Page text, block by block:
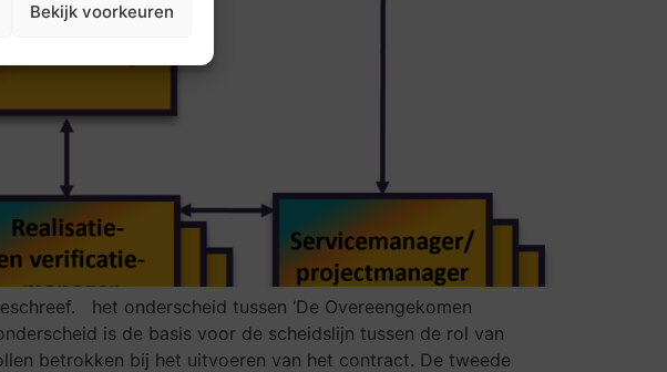
Bekijk voorkeuren
het onderscheid tussen ‘De Overeengekomen
is de basis voor de scheidslijn tussen de rol van
betrokken bij het uitvoeren van het contract. De tweede